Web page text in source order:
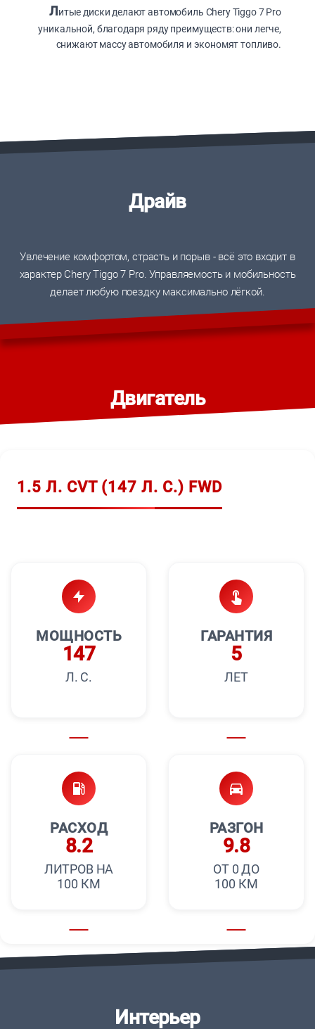
Литые диски делают автомобиль Chery Tiggo 7 Pro
уникальной, благодаря ряду преимуществ: они легче,
снижают массу автомобиля и экономят топливо.
Драйв
Увлечение комфортом, страсть и порыв - всё это входит в
характер Chery Tiggo 7 Pro. Управляемость и мобильность
делает любую поездку максимально лёгкой.
Двигатель
1.5 Л. CVT (147 Л. С.) FWD
МОЩНОСТЬ
147
Л. С.
ГАРАНТИЯ
5
ЛЕТ
РАСХОД
8.2
ЛИТРОВ НА
100 КМ
РАЗГОН
9.8
ОТ 0 ДО
100 КМ
Интерьер